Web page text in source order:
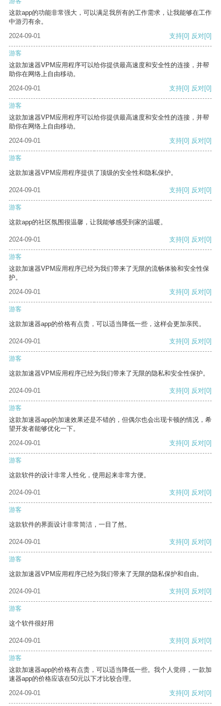
这款app的功能非常强大，可以满足我所有的工作需求，让我能够在工作
中游刃有余。
2024-09-01
支持[0] 反对[0]
游客
这款加速器VPM应用程序可以给你提供最高速度和安全性的连接，并帮
助你在网络上自由移动。
2024-09-01
支持[0] 反对[0]
游客
这款加速器VPM应用程序可以给你提供最高速度和安全性的连接，并帮
助你在网络上自由移动。
2024-09-01
支持[0] 反对[0]
游客
这款加速器VPM应用程序提供了顶级的安全性和隐私保护。
2024-09-01 支持[0] 反对[0]
游客
这款app的社区氛围很温馨，让我能够感受到家的温暖。
2024-09-01 支持[0] 反对[0]
游客
这款加速器VPM应用程序已经为我们带来了无限的流畅体验和安全性保
护。
2024-09-01
支持[0] 反对[0]
游客
这款加速器app的价格有点贵，可以适当降低一些，这样会更加亲民。
2024-09-01 支持[0] 反对[0]
游客
这款加速器VPM应用程序已经为我们带来了无限的隐私和安全性保护。
2024-09-01 支持[0] 反对[0]
游客
这款加速器app的加速效果还是不错的，但偶尔也会出现卡顿的情况，希
望开发者能够优化一下。
2024-09-01
支持[0] 反对[0]
游客
这款软件的设计非常人性化，使用起来非常方便。
2024-09-01 支持[0] 反对[0]
游客
这款软件的界面设计非常简洁，一目了然。
2024-09-01 支持[0] 反对[0]
游客
这款加速器VPM应用程序已经为我们带来了无限的隐私保护和自由。
2024-09-01 支持[0] 反对[0]
游客
这个软件很好用
2024-09-01 支持[0] 反对[0]
游客
这款加速器app的价格有点贵，可以适当降低一些。我个人觉得，一款加
速器app的价格应该在50元以下才比较合理。
2024-09-01
支持[0] 反对[0]